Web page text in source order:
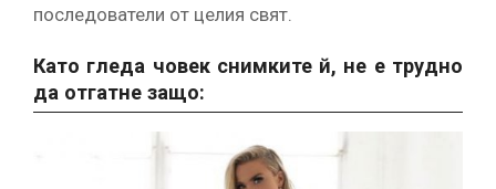
последователи от целия свят.
Като гледа човек снимките й, не е трудно
да отгатне защо: